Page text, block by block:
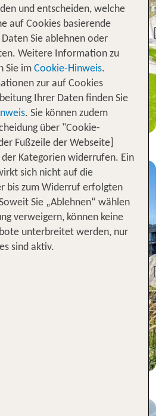
Krakau
Interferie Medical Spa
82 % Weiterempfehlung
1 Nacht, ÜF, DZ
p.P. ab 27 €
Krakau
und entscheiden, welche
auf Cookies basierende
Sie ablehnen oder
Weitere Information zu
Sie im Cookie-Hinweis.
zur auf Cookies
Ihrer Daten finden Sie
. Sie können zudem
über "Cookie-
Fußzeile der Webseite]
Kategorien widerrufen. Ein
sich nicht auf die
bis zum Widerruf erfolgten
Sie „Ablehnen“ wählen
verweigern, können keine
unterbreitet werden, nur
sind aktiv.